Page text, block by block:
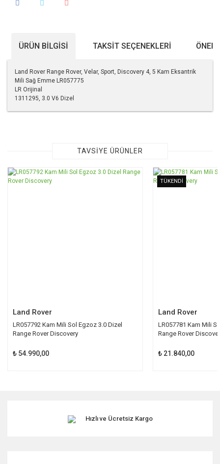
ÜRÜN BILGISI TAKSIT SEÇENEKLERI
Land Rover Range Rover, Velar, Sport, Discovery 4, 5 Kam Eksantrik
Mili Sağ Emme LR057775
LR Orijinal
1311295, 3.0 V6 Dizel
Görüş ve önerileriniz için teşekkür ederiz.
Ürün resmi kalitesiz, bozuk veya görüntülenemiyor.
TAVSİYE ÜRÜNLER
Land Rover
LR057792 Kam Mili Sol Egzoz 3.0 Dizel
Range Rover Discovery
₺ 54.990,00
TÜKENDİ
Land Rover
LR057781 Kam Mili
Range Rover
₺ 21.840,00
Hızlı ve Ücretsiz Kargo